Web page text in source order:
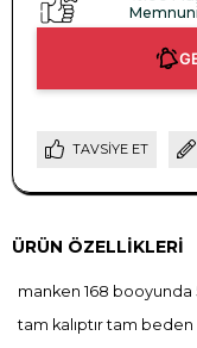
TAVSIYE ET
ÜRÜN ÖZELLIKLERI
manken 168
tam kalıptır tam beden